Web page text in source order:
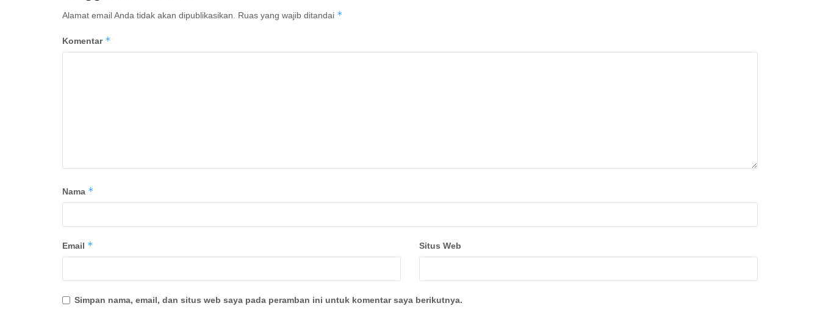
Alamat email Anda tidak akan dipublikasikan. Ruas yang wajib ditandai *
Komentar *
Nama *
Email * Situs Web
Simpan nama, email, dan situs web saya pada peramban ini untuk komentar saya berikutnya.